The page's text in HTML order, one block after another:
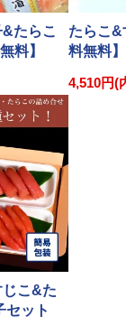
たらこ
料】
たらこ&
料無料】
4,510円(
こ&た
セット